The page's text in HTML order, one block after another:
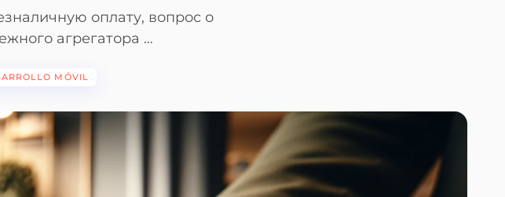
оплату, вопрос о
агрегатора …
MÓVIL